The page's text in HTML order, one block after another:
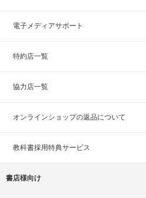
電子メディアサポート
特約店一覧
協力店一覧
オンラインショップの返品について
教科書採用特典サービス
書店様向け